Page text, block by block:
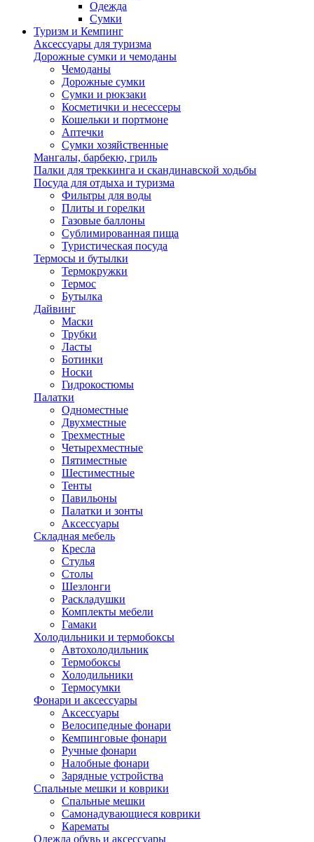
Одежда
Сумки
Туризм и Кемпинг
Аксессуары для туризма
Дорожные сумки и чемоданы
Чемоданы
Дорожные сумки
Сумки и рюкзаки
Косметички и несессеры
Кошельки и портмоне
Аптечки
Сумки хозяйственные
Мангалы, барбекю, гриль
Палки для треккинга и скандинавской ходьбы
Посуда для отдыха и туризма
Фильтры для воды
Плиты и горелки
Газовые баллоны
Сублимированная пища
Туристическая посуда
Термосы и бутылки
Термокружки
Термос
Бутылка
Дайвинг
Маски
Трубки
Ласты
Ботинки
Носки
Гидрокостюмы
Палатки
Одноместные
Двухместные
Трехместные
Четырехместные
Пятиместные
Шестиместные
Тенты
Павильоны
Палатки и зонты
Аксессуары
Складная мебель
Кресла
Стулья
Столы
Шезлонги
Раскладушки
Комплекты мебели
Гамаки
Холодильники и термобоксы
Автохолодильник
Термобоксы
Холодильники
Термосумки
Фонари и аксессуары
Аксессуары
Велосипедные фонари
Кемпинговые фонари
Ручные фонари
Налобные фонари
Зарядные устройства
Спальные мешки и коврики
Спальные мешки
Самонадувающиеся коврики
Карематы
Одежда обувь и аксессуары